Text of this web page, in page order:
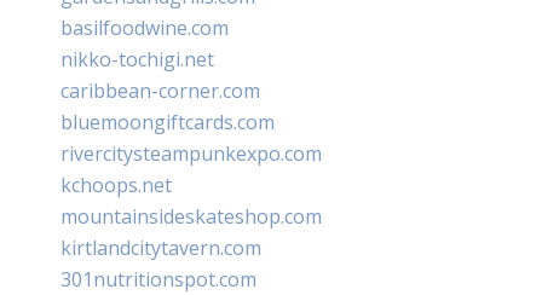
basilfoodwine.com
nikko-tochigi.net
caribbean-corner.com
bluemoongiftcards.com
rivercitysteampunkexpo.com
kchoops.net
mountainsideskateshop.com
kirtlandcitytavern.com
301nutritionspot.com